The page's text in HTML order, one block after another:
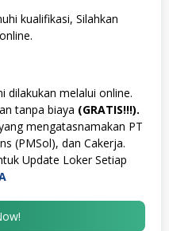
kualifikasi, Silahkan
dilakukan melalui online.
tanpa biaya (GRATIS!!!).
mengatasnamakan PT
(PMSol), dan Cakerja.
Update Loker Setiap